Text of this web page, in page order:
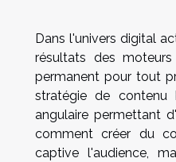
Dans l'univers digital
résultats des
permanent pour tout
stratégie de contenu
angulaire permettant
comment créer du
captive l'audience,